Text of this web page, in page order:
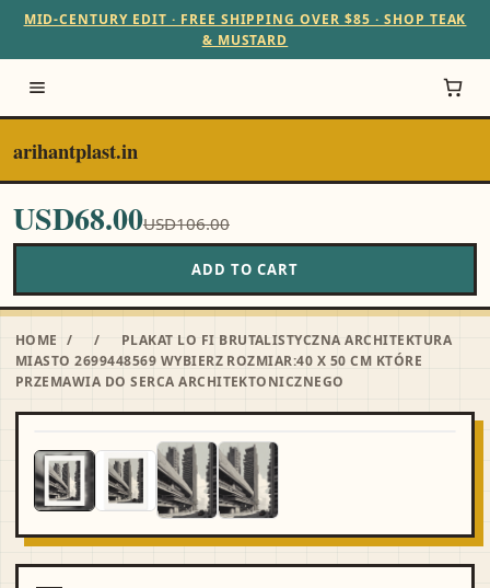
MID-CENTURY EDIT · FREE SHIPPING OVER $85 · SHOP TEAK
& MUSTARD
arihantplast.in
USD68.00USD106.00
ADD TO CART
HOME / /
PLAKAT LO FI BRUTALISTYCZNA ARCHITEKTURA
MIASTO 2699448569 WYBIERZ ROZMIAR:40 X 50 CM KTÓRE
PRZEMAWIA DO SERCA ARCHITEKTONICZNEGO